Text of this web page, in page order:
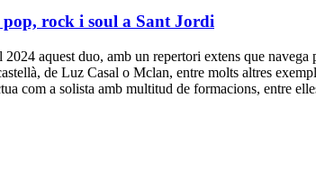
rock i soul a Sant Jordi
aquest duo, amb un repertori extens que
de Luz Casal o Mclan, entre molts altres
com a solista amb multitud de formacions, entre